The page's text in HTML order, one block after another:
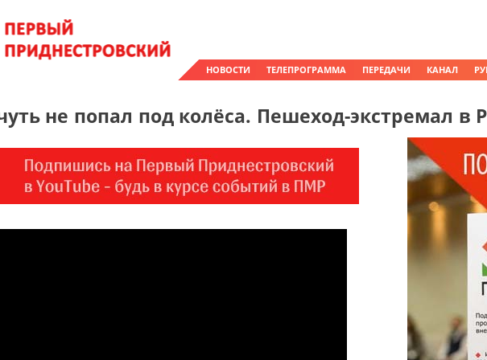
НОВОСТИ ТЕЛЕПРОГРАММА ПЕРЕДАЧИ КАНАЛ
не попал под колёса. Пешеход-экстремал в